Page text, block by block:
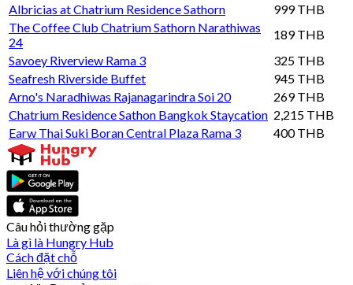
Albricias at Chatrium Residence Sathorn
999 THB
The Coffee Club Chatrium Sathorn Narathiwas
24
189 THB
Savoey Riverview Rama 3
325 THB
Seafresh Riverside Buffet
945 THB
Arno's Naradhiwas Rajanagarindra Soi 20
269 THB
Chatrium Residence Sathon Bangkok Staycation 2,215 THB
Earw Thai Suki Boran Central Plaza Rama 3
400 THB
Câu hỏi thường gặp
Là gì là Hungry Hub
Cách đặt chỗ
Liên hệ với chúng tôi